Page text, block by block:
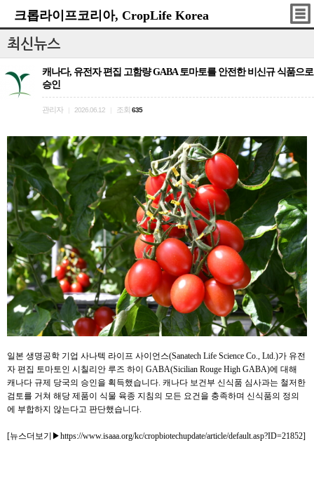
크롭라이프코리아, CropLife Korea
최신뉴스
캐나다, 유전자 편집 고함량 GABA 토마토를 안전한 비신규 식품으로
승인
관리자 2026.06.12 조회 635
일본 생명공학 기업 사나텍 라이프 사이언스(Sanatech Life Science Co., Ltd.)가 유전
자 편집 토마토인 시칠리안 루즈 하이 GABA(Sicilian Rouge High GABA)에 대해
캐나다 규제 당국의 승인을 획득했습니다. 캐나다 보건부 신식품 심사과는 철저한
검토를 거쳐 해당 제품이 식물 육종 지침의 모든 요건을 충족하며 신식품의 정의
에 부합하지 않는다고 판단했습니다.
[뉴스더보기▶https://www.isaaa.org/kc/cropbiotechupdate/article/default.asp?ID=21852]